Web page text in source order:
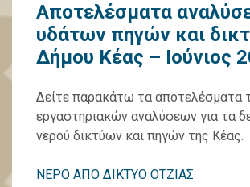
Αποτελέσματα
υδάτων πηγών και
Δήμου Κέας – Ιούνιος
Δείτε παρακάτω τα αποτελέσματα
εργαστηριακών αναλύσεων για τα
νερού δικτύων και πηγών της Κέας.
ΝΕΡΟ ΑΠΟ ΔΙΚΤΥΟ ΟΤΖΙΑΣ